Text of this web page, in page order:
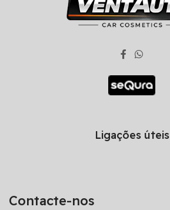
Contacte-nos
Ligações úteis